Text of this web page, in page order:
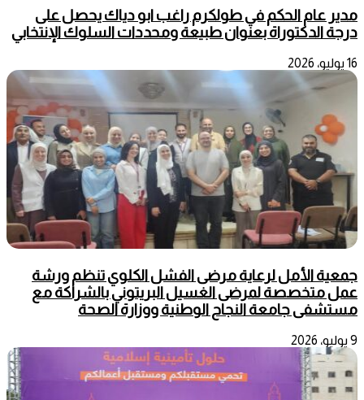
مدير عام الحكم في طولكرم راغب ابو دياك يحصل على
درجة الدكتوراة بعنوان طبيعة ومحددات السلوك الإنتخابي
16 يوليو، 2026
جمعية الأمل لرعاية مرضى الفشل الكلوي تنظم ورشة
عمل متخصصة لمرضى الغسيل البريتوني بالشراكة مع
مستشفى جامعة النجاح الوطنية ووزارة الصحة
9 يوليو، 2026